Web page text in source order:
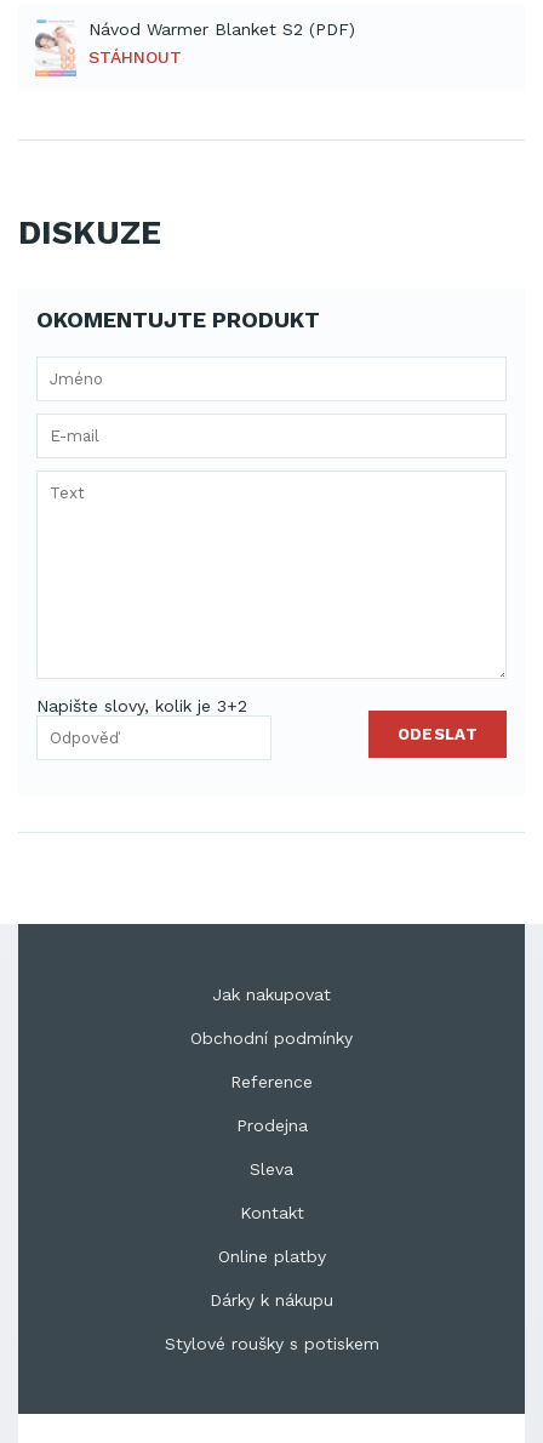
Návod Warmer Blanket S2 (PDF)
STÁHNOUT
DISKUZE
OKOMENTUJTE PRODUKT
Napište slovy, kolik je 3+2
ODESLAT
Jak nakupovat
Obchodní podmínky
Reference
Prodejna
Sleva
Kontakt
Online platby
Dárky k nákupu
Stylové roušky s potiskem